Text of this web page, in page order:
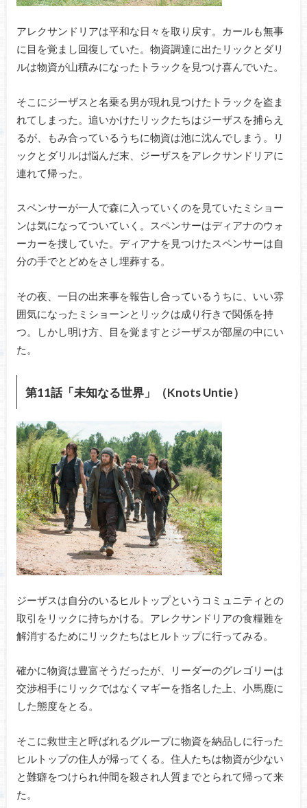
アレクサンドリアは平和な日々を取り戻す。カールも無事
に目を覚まし回復していた。物資調達に出たリックとダリ
ルは物資が山積みになったトラックを見つけ喜んでいた。
そこにジーザスと名乗る男が現れ見つけたトラックを盗ま
れてしまった。追いかけたリックたちはジーザスを捕らえ
るが、もみ合っているうちに物資は池に沈んでしまう。リ
ックとダリルは悩んだ末、ジーザスをアレクサンドリアに
連れて帰った。
スペンサーが一人で森に入っていくのを見ていたミショー
ンは気になってついていく。スペンサーはディアナのウォ
ーカーを捜していた。ディアナを見つけたスペンサーは自
分の手でとどめをさし埋葬する。
その夜、一日の出来事を報告し合っているうちに、いい雰
囲気になったミショーンとリックは成り行きで関係を持
つ。しかし明け方、目を覚ますとジーザスが部屋の中にい
た。
第11話「未知なる世界」（Knots Untie）
ジーザスは自分のいるヒルトップというコミュニティとの
取引をリックに持ちかける。アレクサンドリアの食糧難を
解消するためにリックたちはヒルトップに行ってみる。
確かに物資は豊富そうだったが、リーダーのグレゴリーは
交渉相手にリックではなくマギーを指名した上、小馬鹿に
した態度をとる。
そこに救世主と呼ばれるグループに物資を納品しに行った
ヒルトップの住人が帰ってくる。住人たちは物資が少ない
と難癖をつけられ仲間を殺され人質までとられて帰って来
た。